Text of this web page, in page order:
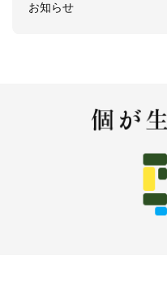
お知らせ